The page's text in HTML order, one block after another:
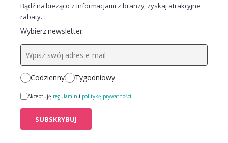
Bądź na bieżąco z informacjami z branży, zyskaj atrakcyjne
rabaty.
Wybierz newsletter:
Codzienny Tygodniowy
Akceptuję regulamin i politykę prywatności